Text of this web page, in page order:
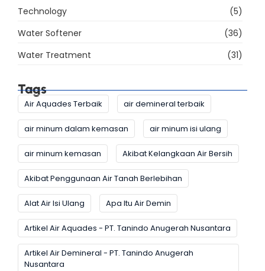
Technology
(5)
Water Softener
(36)
Water Treatment
(31)
Tags
Air Aquades Terbaik air demineral terbaik
air minum dalam kemasan air minum isi ulang
air minum kemasan Akibat Kelangkaan Air Bersih
Akibat Penggunaan Air Tanah Berlebihan
Alat Air Isi Ulang Apa Itu Air Demin
Artikel Air Aquades - PT. Tanindo Anugerah Nusantara
Artikel Air Demineral - PT. Tanindo Anugerah
Nusantara